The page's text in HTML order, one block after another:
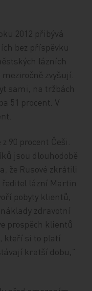
2012 přibývá
bez příspěvku
lázních
zvyšují.
sami, na tržbách
51 procent. V
90 procent Češi.
jsou dlouhodobě
že Rusové zkrátili
ředitel lázní Martin
pobyty klientů,
zdravotní
prospěch klientů
kteří si to platí
kratší dobu,"